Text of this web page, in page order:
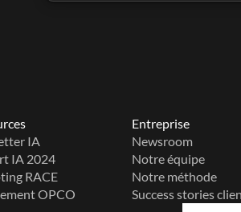
IA
IA 2024
RACE
OPCO
Entreprise
Newsroom
Notre équipe
Notre méthode
Success stories